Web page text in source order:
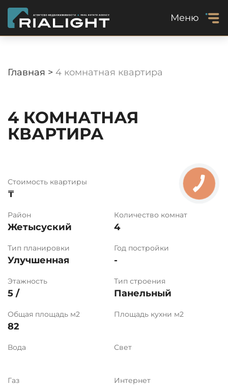
Меню
Главная > 4 комнатная квартира
4 КОМНАТНАЯ
КВАРТИРА
Стоимость квартиры
₸
Район
Жетысуский
Количество комнат
4
Тип планировки
Улучшенная
Год постройки
-
Этажность
5 /
Тип строения
Панельный
Общая площадь м2
82
Площадь кухни м2
Вода Свет
Газ Интернет